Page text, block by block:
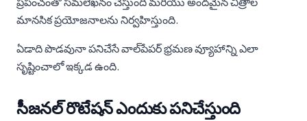
మానసిక ప్రయోజనాలను నిర్వహిస్తుంది.
ఏడాది పొడవునా పనిచేసే వాల్‌పేపర్ భ్రమణ వ్యూహాన్ని ఎలా
సృష్టించాలో ఇక్కడ ఉంది.
సీజనల్ రొటేషన్ ఎందుకు పనిచేస్తుంది